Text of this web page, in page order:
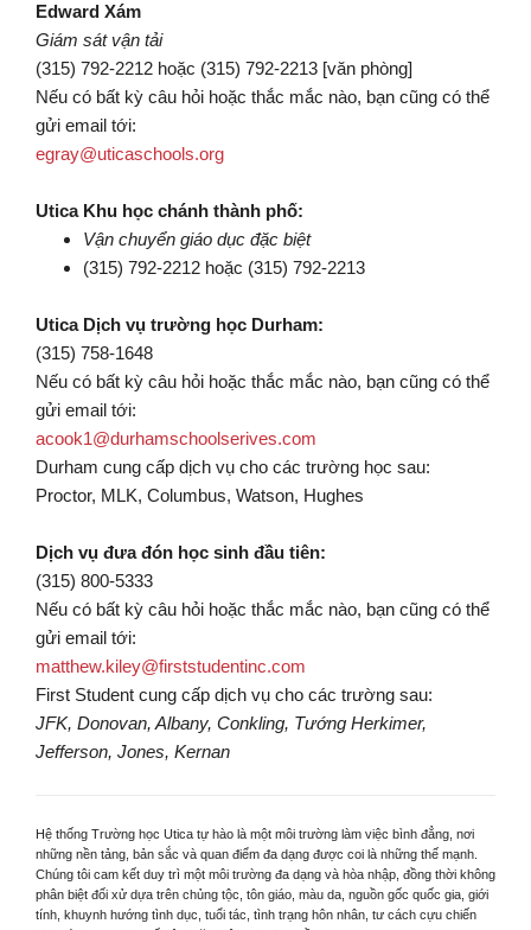
Edward Xám
Giám sát vận tải
(315) 792-2212 hoặc (315) 792-2213 [văn phòng]
Nếu có bất kỳ câu hỏi hoặc thắc mắc nào, bạn cũng có thể
gửi email tới:
egray@uticaschools.org
Utica Khu học chánh thành phố:
Vận chuyển giáo dục đặc biệt
(315) 792-2212 hoặc (315) 792-2213
Utica Dịch vụ trường học Durham:
(315) 758-1648
Nếu có bất kỳ câu hỏi hoặc thắc mắc nào, bạn cũng có thể
gửi email tới:
acook1@durhamschoolserives.com
Durham cung cấp dịch vụ cho các trường học sau:
Proctor, MLK, Columbus, Watson, Hughes
Dịch vụ đưa đón học sinh đầu tiên:
(315) 800-5333
Nếu có bất kỳ câu hỏi hoặc thắc mắc nào, bạn cũng có thể
gửi email tới:
matthew.kiley@firststudentinc.com
First Student cung cấp dịch vụ cho các trường sau:
JFK, Donovan, Albany, Conkling, Tướng Herkimer,
Jefferson, Jones, Kernan
Hệ thống Trường học Utica tự hào là một môi trường làm việc bình đẳng, nơi
những nền tảng, bản sắc và quan điểm đa dạng được coi là những thế mạnh.
Chúng tôi cam kết duy trì một môi trường đa dạng và hòa nhập, đồng thời không
phân biệt đối xử dựa trên chủng tộc, tôn giáo, màu da, nguồn gốc quốc gia, giới
tính, khuynh hướng tình dục, tuổi tác, tình trạng hôn nhân, tư cách cựu chiến